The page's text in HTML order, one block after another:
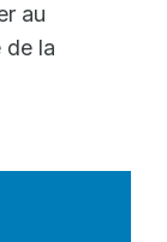
au
de la